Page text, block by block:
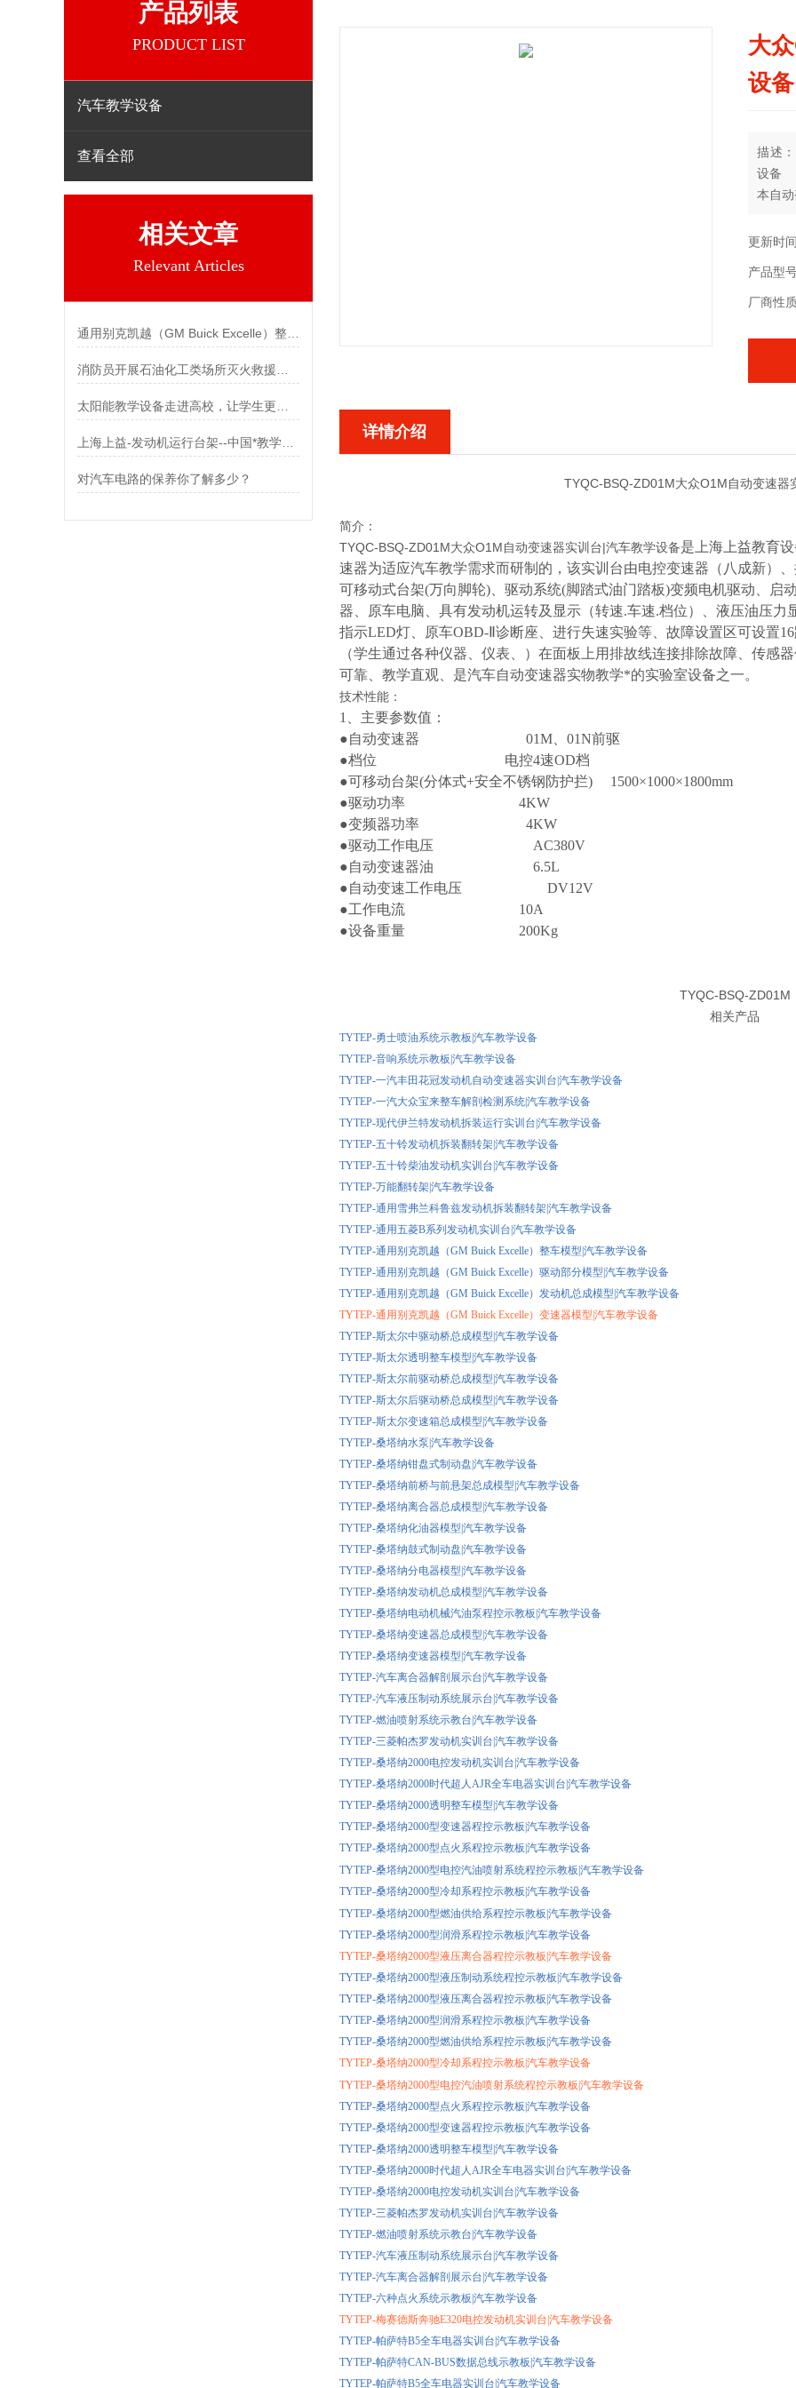
产品列表
PRODUCT LIST
汽车教学设备
查看全部
相关文章
Relevant Articles
上海上益-发动机运行台架--中国*教学模型生产厂家
对汽车电路的保养你了解多少？
大
设备
描述
设备
本自
更新时
产品型
厂商性
详情介绍
TYQC-BSQ-ZD01M大众O1M自动变速器
简介：
TYQC-BSQ-ZD01M大众O1M自动变速器实训台|汽车教学设备是上海上益教育
速器为适应汽车教学需求而研制的，该实训台由电控变速器（八成新）
可移动式台架(万向脚轮)、驱动系统(脚踏式油门踏板)变频电机驱动、启
器、原车电脑、具有发动机运转及显示（转速.车速.档位）、液压油压
指示LED灯、原车OBD-Ⅱ诊断座、进行失速实验等、故障设置区可设置
（学生通过各种仪器、仪表、）在面板上用排故线连接排除故障、传感
可靠、教学直观、是汽车自动变速器实物教学*的实验室设备之一。
技术性能：
1、主要参数值：
●自动变速器 01M、01N前驱
●档位 电控4速OD档
●可移动台架(分体式+安全不锈钢防护拦) 1500×1000×1800mm
●驱动功率 4KW
●变频器功率 4KW
●驱动工作电压 AC380V
●自动变速器油 6.5L
●自动变速工作电压 DV12V
●工作电流 10A
●设备重量 200Kg
TYQC-BSQ-ZD01M
相关产品
TYTEP-勇士喷油系统示教板|汽车教学设备
TYTEP-音响系统示教板|汽车教学设备
TYTEP-一汽丰田花冠发动机自动变速器实训台|汽车教学设备
TYTEP-一汽大众宝来整车解剖检测系统|汽车教学设备
TYTEP-现代伊兰特发动机拆装运行实训台|汽车教学设备
TYTEP-五十铃发动机拆装翻转架|汽车教学设备
TYTEP-五十铃柴油发动机实训台|汽车教学设备
TYTEP-万能翻转架|汽车教学设备
TYTEP-通用雪弗兰科鲁兹发动机拆装翻转架|汽车教学设备
TYTEP-通用五菱B系列发动机实训台|汽车教学设备
TYTEP-通用别克凯越（GM Buick Excelle）整车模型|汽车教学设备
TYTEP-通用别克凯越（GM Buick Excelle）驱动部分模型|汽车教学设备
TYTEP-通用别克凯越（GM Buick Excelle）发动机总成模型|汽车教学设备
TYTEP-通用别克凯越（GM Buick Excelle）变速器模型|汽车教学设备
TYTEP-斯太尔中驱动桥总成模型|汽车教学设备
TYTEP-斯太尔透明整车模型|汽车教学设备
TYTEP-斯太尔前驱动桥总成模型|汽车教学设备
TYTEP-斯太尔后驱动桥总成模型|汽车教学设备
TYTEP-斯太尔变速箱总成模型|汽车教学设备
TYTEP-桑塔纳水泵|汽车教学设备
TYTEP-桑塔纳钳盘式制动盘|汽车教学设备
TYTEP-桑塔纳前桥与前悬架总成模型|汽车教学设备
TYTEP-桑塔纳离合器总成模型|汽车教学设备
TYTEP-桑塔纳化油器模型|汽车教学设备
TYTEP-桑塔纳鼓式制动盘|汽车教学设备
TYTEP-桑塔纳分电器模型|汽车教学设备
TYTEP-桑塔纳发动机总成模型|汽车教学设备
TYTEP-桑塔纳电动机械汽油泵程控示教板|汽车教学设备
TYTEP-桑塔纳变速器总成模型|汽车教学设备
TYTEP-桑塔纳变速器模型|汽车教学设备
TYTEP-汽车离合器解剖展示台|汽车教学设备
TYTEP-汽车液压制动系统展示台|汽车教学设备
TYTEP-燃油喷射系统示教台|汽车教学设备
TYTEP-三菱帕杰罗发动机实训台|汽车教学设备
TYTEP-桑塔纳2000电控发动机实训台|汽车教学设备
TYTEP-桑塔纳2000时代超人AJR全车电器实训台|汽车教学设备
TYTEP-桑塔纳2000透明整车模型|汽车教学设备
TYTEP-桑塔纳2000型变速器程控示教板|汽车教学设备
TYTEP-桑塔纳2000型点火系程控示教板|汽车教学设备
TYTEP-桑塔纳2000型电控汽油喷射系统程控示教板|汽车教学设备
TYTEP-桑塔纳2000型冷却系程控示教板|汽车教学设备
TYTEP-桑塔纳2000型燃油供给系程控示教板|汽车教学设备
TYTEP-桑塔纳2000型润滑系程控示教板|汽车教学设备
TYTEP-桑塔纳2000型液压离合器程控示教板|汽车教学设备
TYTEP-桑塔纳2000型液压制动系统程控示教板|汽车教学设备
TYTEP-桑塔纳2000型液压离合器程控示教板|汽车教学设备
TYTEP-桑塔纳2000型润滑系程控示教板|汽车教学设备
TYTEP-桑塔纳2000型燃油供给系程控示教板|汽车教学设备
TYTEP-桑塔纳2000型冷却系程控示教板|汽车教学设备
TYTEP-桑塔纳2000型电控汽油喷射系统程控示教板|汽车教学设备
TYTEP-桑塔纳2000型点火系程控示教板|汽车教学设备
TYTEP-桑塔纳2000型变速器程控示教板|汽车教学设备
TYTEP-桑塔纳2000透明整车模型|汽车教学设备
TYTEP-桑塔纳2000时代超人AJR全车电器实训台|汽车教学设备
TYTEP-桑塔纳2000电控发动机实训台|汽车教学设备
TYTEP-三菱帕杰罗发动机实训台|汽车教学设备
TYTEP-燃油喷射系统示教台|汽车教学设备
TYTEP-汽车液压制动系统展示台|汽车教学设备
TYTEP-汽车离合器解剖展示台|汽车教学设备
TYTEP-六种点火系统示教板|汽车教学设备
TYTEP-梅赛德斯奔驰E320电控发动机实训台|汽车教学设备
TYTEP-帕萨特B5全车电器实训台|汽车教学设备
TYTEP-帕萨特CAN-BUS数据总线示教板|汽车教学设备
TYTEP-帕萨特B5全车电器实训台|汽车教学设备